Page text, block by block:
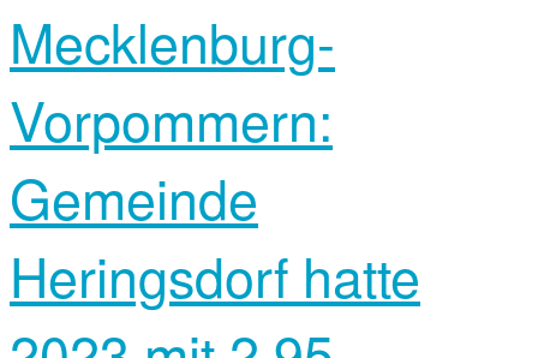
Mecklenburg-
Vorpommern:
Gemeinde
Heringsdorf hatte